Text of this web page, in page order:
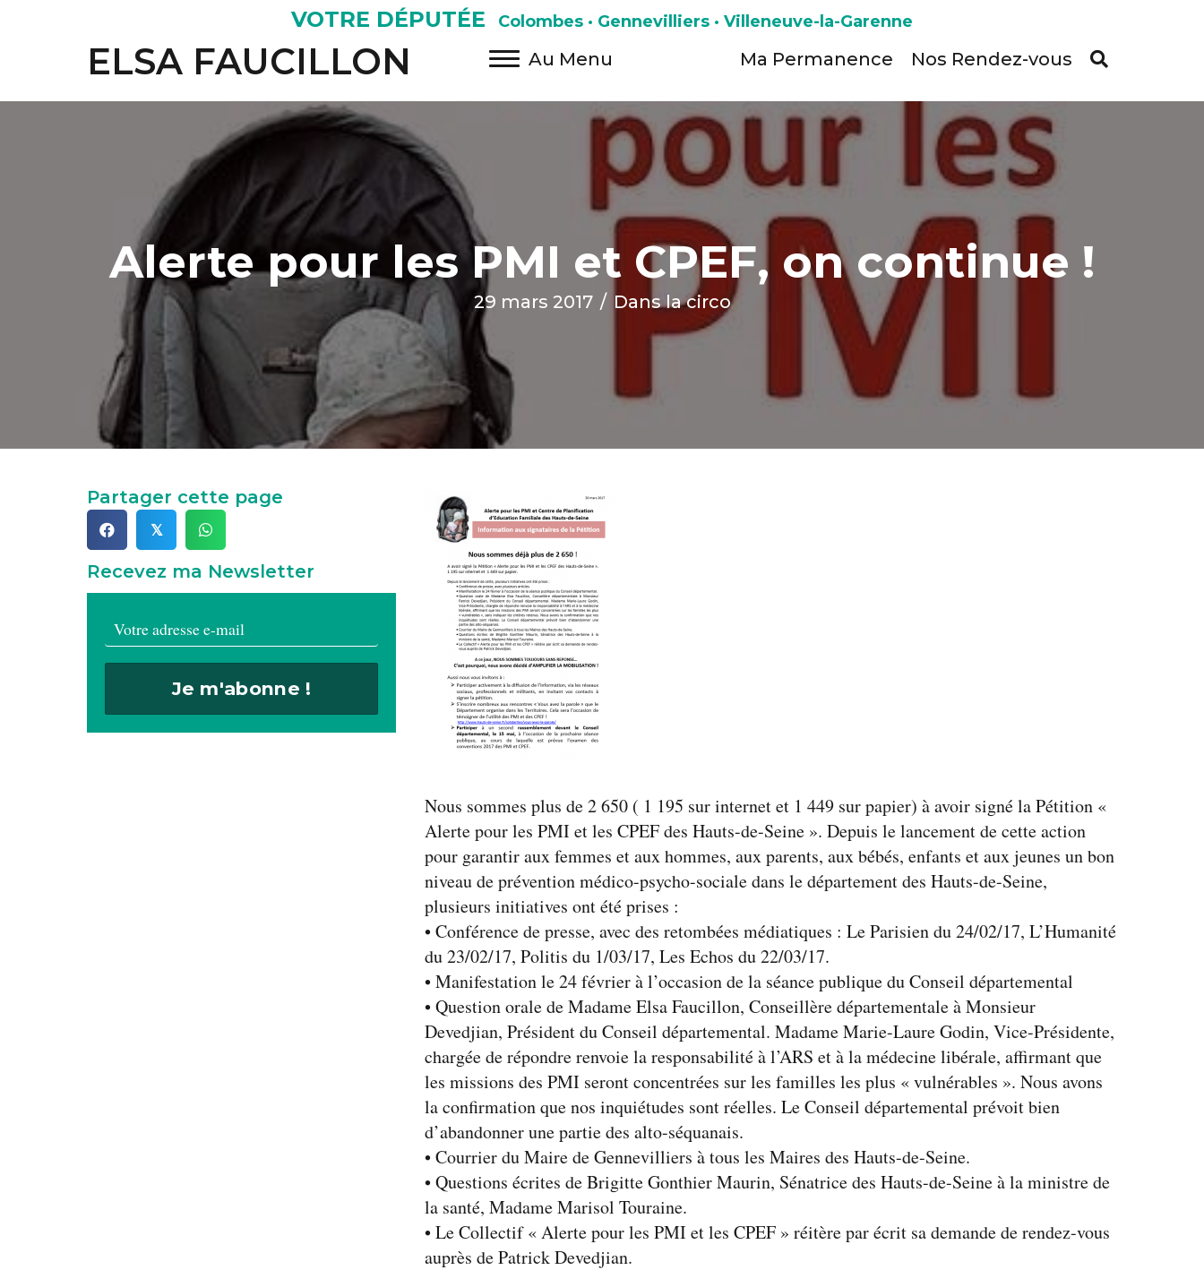
VOTRE DÉPUTÉE Colombes · Gennevilliers · Villeneuve-la-Garenne
ELSA FAUCILLON Au Menu Ma Permanence Nos Rendez-vous
Alerte pour les PMI et CPEF, on continue !
29 mars 2017 / Dans la circo
Partager cette page
𝕏
Recevez ma Newsletter
Je m'abonne !
Nous sommes plus de 2 650 ( 1 195 sur internet et 1 449 sur papier) à avoir signé la Pétition «
Alerte pour les PMI et les CPEF des Hauts-de-Seine ». Depuis le lancement de cette action
pour garantir aux femmes et aux hommes, aux parents, aux bébés, enfants et aux jeunes un bon
niveau de prévention médico-psycho-sociale dans le département des Hauts-de-Seine,
plusieurs initiatives ont été prises :
• Conférence de presse, avec des retombées médiatiques : Le Parisien du 24/02/17, L’Humanité
du 23/02/17, Politis du 1/03/17, Les Echos du 22/03/17.
• Manifestation le 24 février à l’occasion de la séance publique du Conseil départemental
• Question orale de Madame Elsa Faucillon, Conseillère départementale à Monsieur
Devedjian, Président du Conseil départemental. Madame Marie-Laure Godin, Vice-Présidente,
chargée de répondre renvoie la responsabilité à l’ARS et à la médecine libérale, affirmant que
les missions des PMI seront concentrées sur les familles les plus « vulnérables ». Nous avons
la confirmation que nos inquiétudes sont réelles. Le Conseil départemental prévoit bien
d’abandonner une partie des alto-séquanais.
• Courrier du Maire de Gennevilliers à tous les Maires des Hauts-de-Seine.
• Questions écrites de Brigitte Gonthier Maurin, Sénatrice des Hauts-de-Seine à la ministre de
la santé, Madame Marisol Touraine.
• Le Collectif « Alerte pour les PMI et les CPEF » réitère par écrit sa demande de rendez-vous
auprès de Patrick Devedjian.